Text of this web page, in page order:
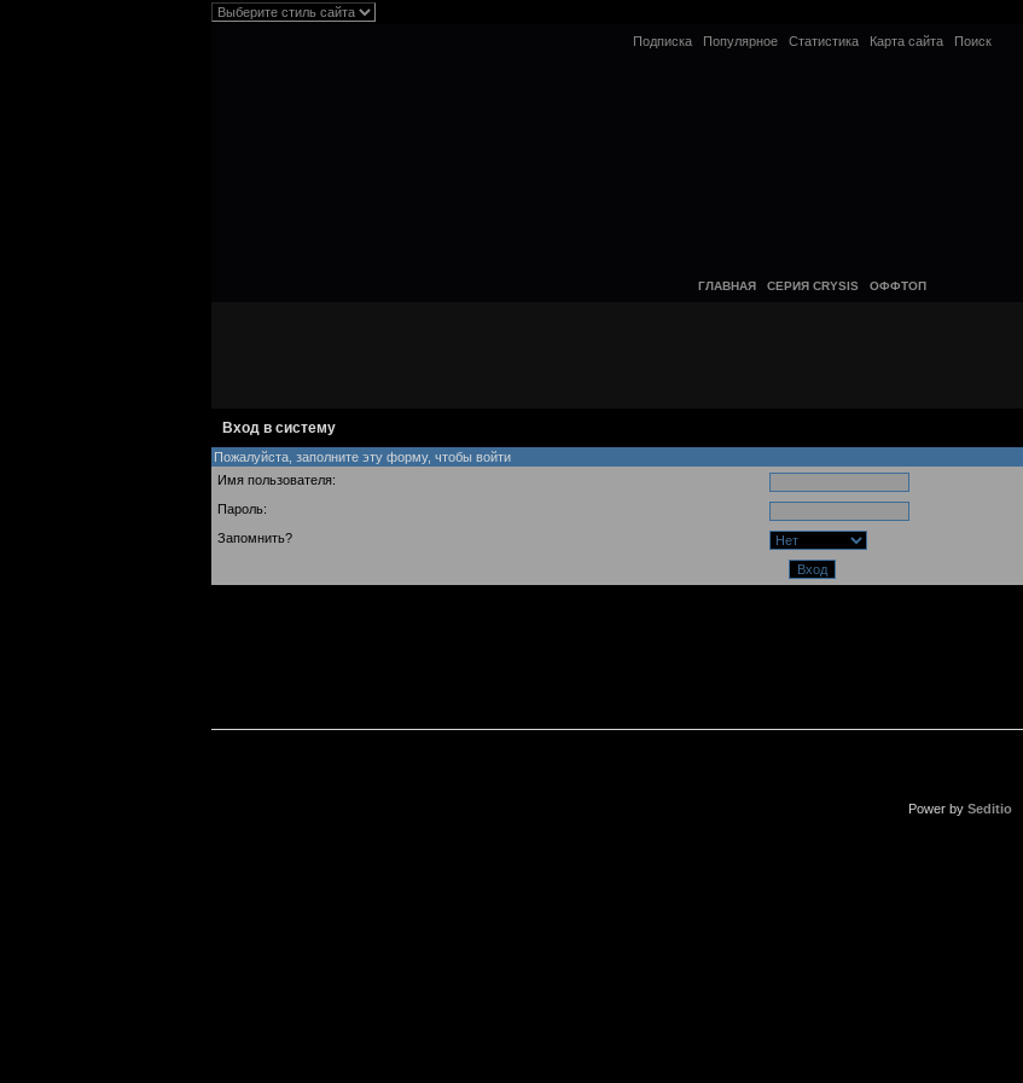
Подписка Популярное Статистика Карта сайта Поиск
ГЛАВНАЯ СЕРИЯ CRYSIS ОФФТОП
Вход в систему
Пожалуйста, заполните эту форму, чтобы войти
Имя пользователя:
Пароль:
Запомнить?
Power by Seditio